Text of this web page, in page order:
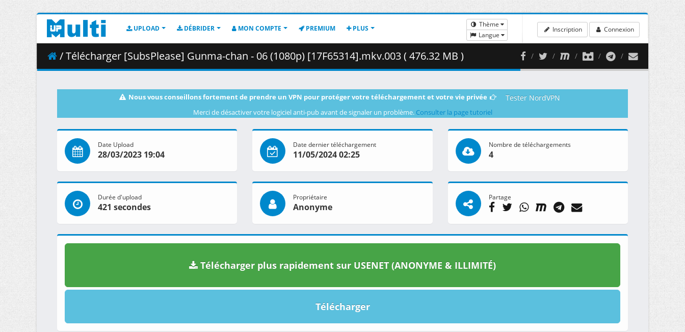
UPLOAD DÉBRIDER MON COMPTE PREMIUM PLUS
Thème
Langue
Inscription Connexion
/ Télécharger [SubsPlease] Gunma-chan - 06 (1080p) [17F65314].mkv.003 ( 476.32 MB )
Nous vous conseillons fortement de prendre un VPN pour protéger votre téléchargement et votre vie privée Tester NordVPN
Merci de désactiver votre logiciel anti-pub avant de signaler un problème. Consulter la page tutoriel
Date Upload
28/03/2023 19:04
Date dernier téléchargement
11/05/2024 02:25
Nombre de téléchargements
4
Durée d'upload
421 secondes
Propriétaire
Anonyme
Partage
Télécharger plus rapidement sur USENET (ANONYME & ILLIMITÉ)
Télécharger